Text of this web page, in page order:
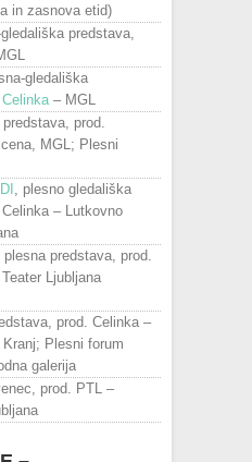
in zasnova etid)
gledališka predstava,
gledališka
Celinka – MGL
predstava, prod.
MGL; Plesni
, plesno gledališka
– Lutkovno
predstava, prod.
Ljubljana
prod. Celinka –
Plesni forum
galerija
prod. PTL –